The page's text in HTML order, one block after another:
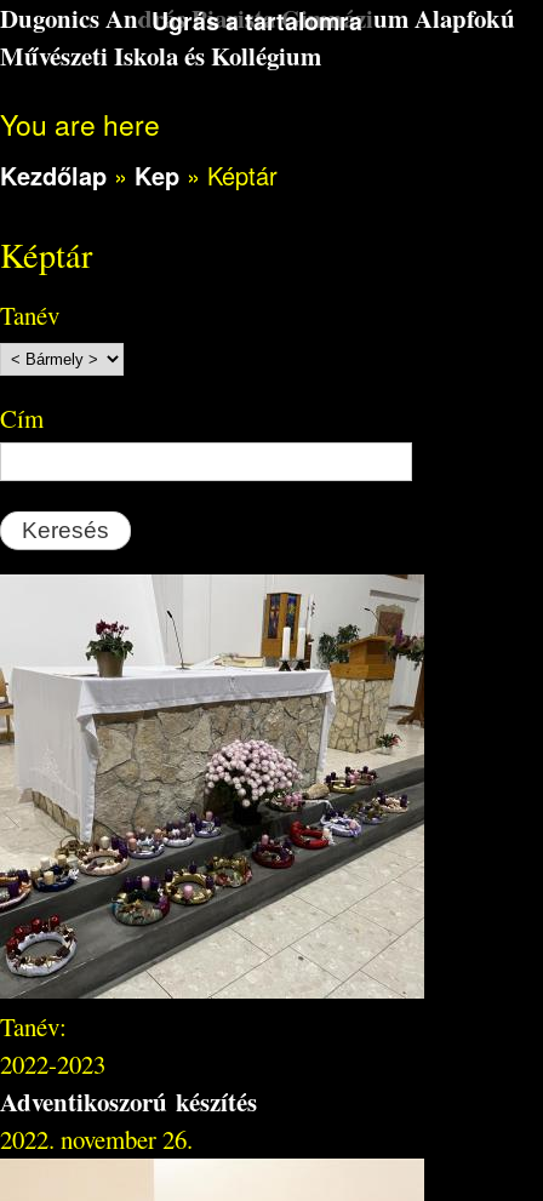
Ugrás a tartalomra
Dugonics András Piarista Gimnázium Alapfokú
Művészeti Iskola és Kollégium
You are here
Kezdőlap » Kep » Képtár
Képtár
Tanév
Cím
Tanév:
2022-2023
Adventikoszorú készítés
2022. november 26.